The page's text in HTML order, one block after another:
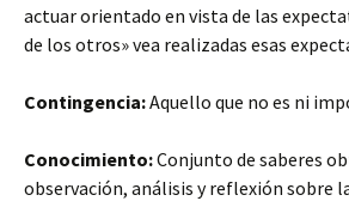
actuar orientado en vista de las
de los otros» vea realizadas esas
Contingencia:Aquello que no es ni
Conocimiento:Conjunto de saberes
observación, análisis y reflexión sobre